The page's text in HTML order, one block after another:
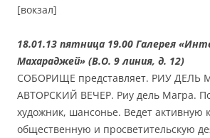
[вокзал]
18.01.13 пятница 19.00 Галерея
Махараджей» (В.О. 9 линия, д. 12)
СОБОРИЩЕ представляет. РИУ ДЕЛЬ
АВТОРСКИЙ ВЕЧЕР. Риу дель Магра.
художник, шансонье. Ведет активную
общественную и просветительскую